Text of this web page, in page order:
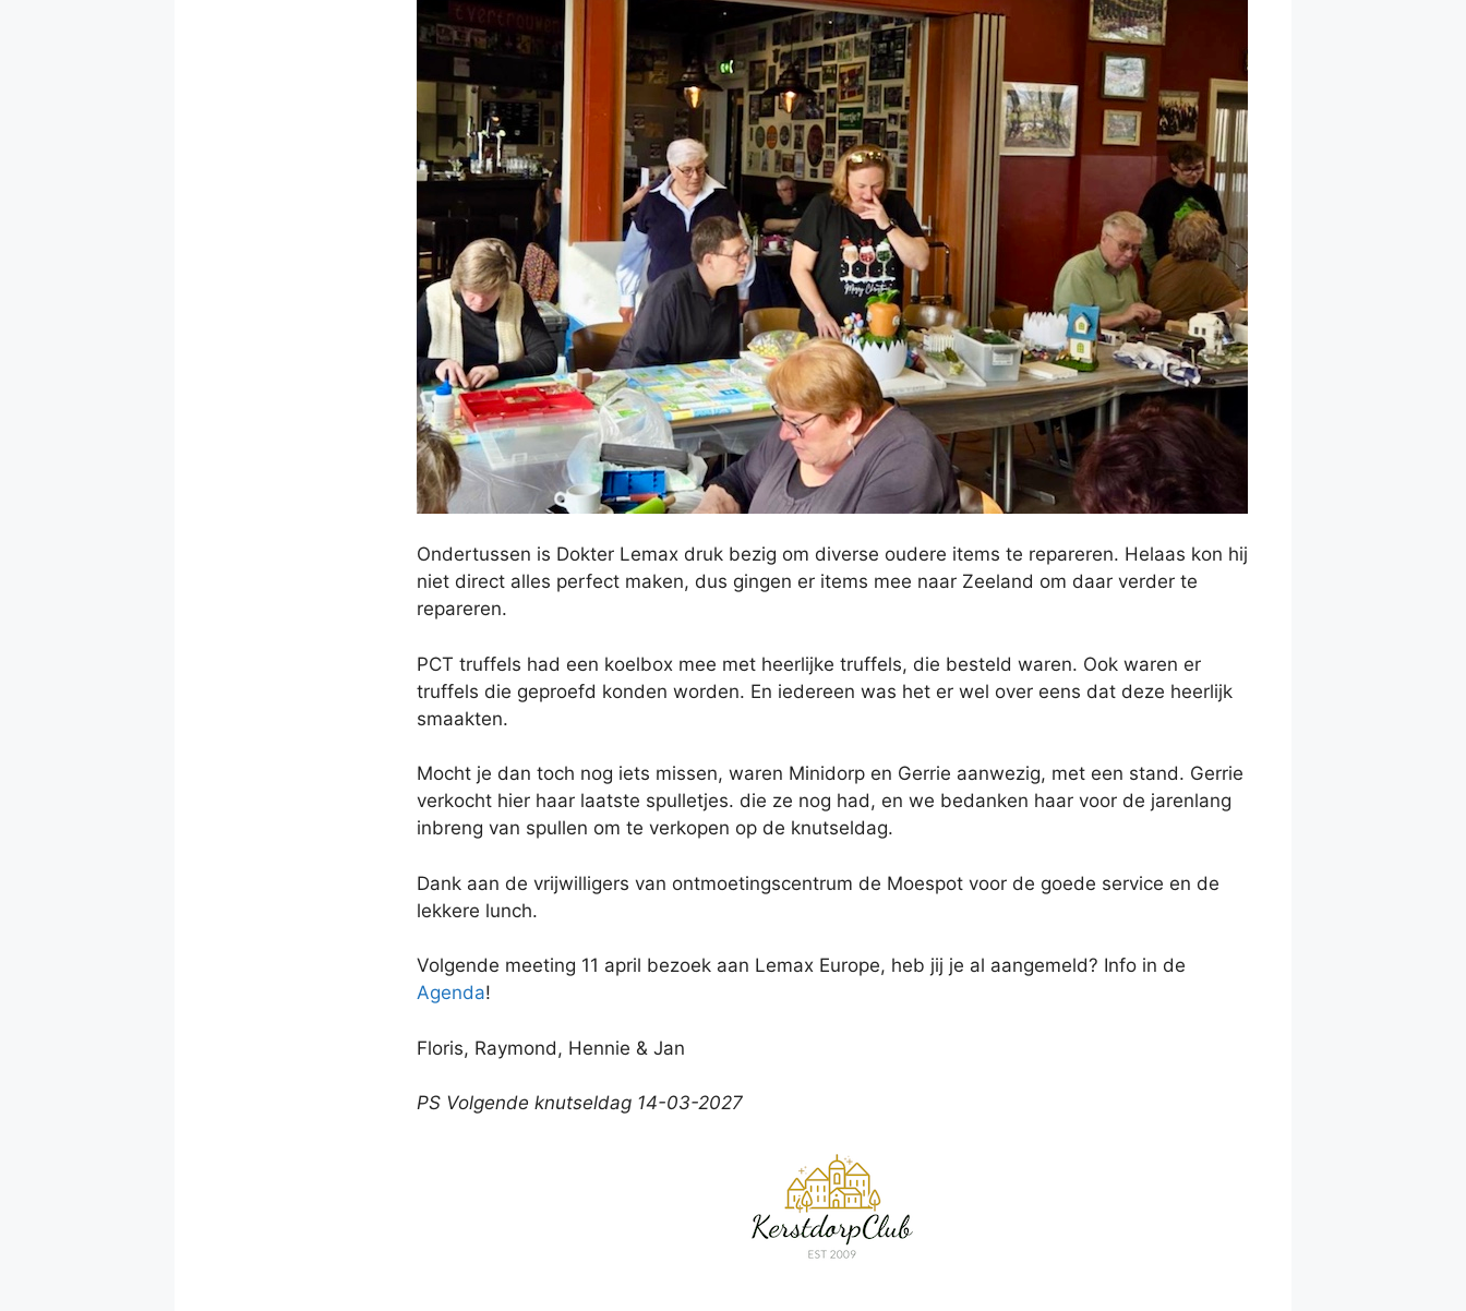
Ondertussen is Dokter Lemax druk bezig om diverse oudere items te repareren. Helaas kon hij
niet direct alles perfect maken, dus gingen er items mee naar Zeeland om daar verder te
repareren.
PCT truffels had een koelbox mee met heerlijke truffels, die besteld waren. Ook waren er
truffels die geproefd konden worden. En iedereen was het er wel over eens dat deze heerlijk
smaakten.
Mocht je dan toch nog iets missen, waren Minidorp en Gerrie aanwezig, met een stand. Gerrie
verkocht hier haar laatste spulletjes. die ze nog had, en we bedanken haar voor de jarenlang
inbreng van spullen om te verkopen op de knutseldag.
Dank aan de vrijwilligers van ontmoetingscentrum de Moespot voor de goede service en de
lekkere lunch.
Volgende meeting 11 april bezoek aan Lemax Europe, heb jij je al aangemeld? Info in de
Agenda!
Floris, Raymond, Hennie & Jan
PS Volgende knutseldag 14-03-2027